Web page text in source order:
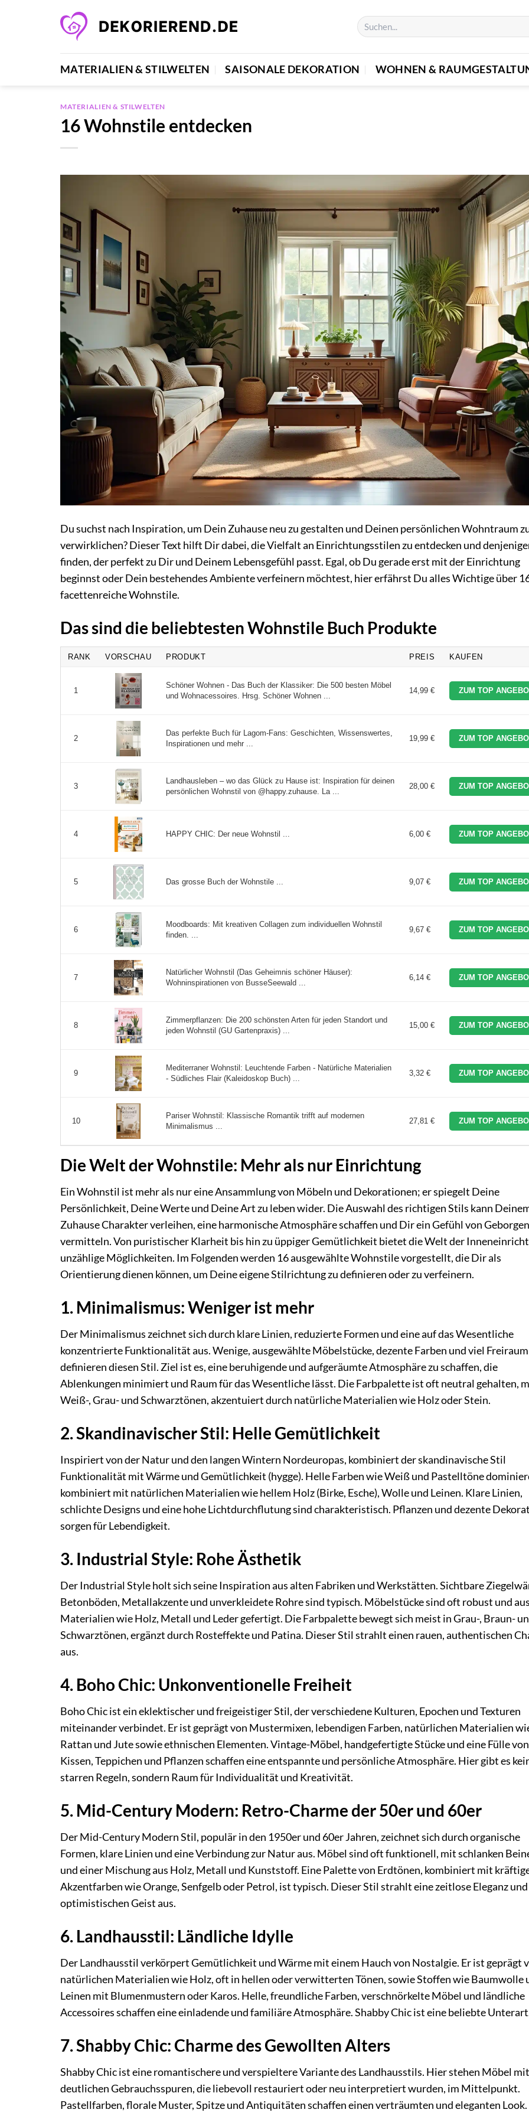
MATERIALIEN & STILWELTEN SAISONALE DEKORATION WOHNEN &
MATERIALIEN & STILWELTEN
16 Wohnstile entdecken
Du suchst nach Inspiration, um Dein Zuhause neu zu gestalten und Deinen persönlichen Wohntraum
verwirklichen? Dieser Text hilft Dir dabei, die Vielfalt an Einrichtungsstilen zu entdecken und
finden, der perfekt zu Dir und Deinem Lebensgefühl passt. Egal, ob Du gerade erst mit der Einrichtung
beginnst oder Dein bestehendes Ambiente verfeinern möchtest, hier erfährst Du alles Wichtige über
facettenreiche Wohnstile.
Das sind die beliebtesten Wohnstile Buch Produkte
RANK VORSCHAU PRODUKT PREIS KAUFEN
1
Schöner Wohnen - Das Buch der Klassiker: Die 500 besten Möbel
und Wohnacessoires. Hrsg. Schöner Wohnen ...
14,99 € ZUM TOP
2
Das perfekte Buch für Lagom-Fans: Geschichten, Wissenswertes,
Inspirationen und mehr ...
19,99 € ZUM TOP
3
Landhausleben – wo das Glück zu Hause ist: Inspiration für deinen
persönlichen Wohnstil von @happy.zuhause. La ...
28,00 € ZUM TOP
4 HAPPY CHIC: Der neue Wohnstil ... 6,00 € ZUM TOP
5 Das grosse Buch der Wohnstile ... 9,07 € ZUM TOP
6
Moodboards: Mit kreativen Collagen zum individuellen Wohnstil
finden. ...
9,67 € ZUM TOP
7
Natürlicher Wohnstil (Das Geheimnis schöner Häuser):
Wohninspirationen von BusseSeewald ...
6,14 € ZUM TOP
8
Zimmerpflanzen: Die 200 schönsten Arten für jeden Standort und
jeden Wohnstil (GU Gartenpraxis) ...
15,00 € ZUM TOP
9
Mediterraner Wohnstil: Leuchtende Farben - Natürliche Materialien
- Südliches Flair (Kaleidoskop Buch) ...
3,32 € ZUM TOP
10
Pariser Wohnstil: Klassische Romantik trifft auf modernen
Minimalismus ...
27,81 € ZUM TOP
Die Welt der Wohnstile: Mehr als nur Einrichtung
Ein Wohnstil ist mehr als nur eine Ansammlung von Möbeln und Dekorationen; er spiegelt Deine
Persönlichkeit, Deine Werte und Deine Art zu leben wider. Die Auswahl des richtigen Stils kann
Zuhause Charakter verleihen, eine harmonische Atmosphäre schaffen und Dir ein Gefühl von
vermitteln. Von puristischer Klarheit bis hin zu üppiger Gemütlichkeit bietet die Welt der
unzählige Möglichkeiten. Im Folgenden werden 16 ausgewählte Wohnstile vorgestellt, die Dir als
Orientierung dienen können, um Deine eigene Stilrichtung zu definieren oder zu verfeinern.
1. Minimalismus: Weniger ist mehr
Der Minimalismus zeichnet sich durch klare Linien, reduzierte Formen und eine auf das Wesentliche
konzentrierte Funktionalität aus. Wenige, ausgewählte Möbelstücke, dezente Farben und viel Freiraum
definieren diesen Stil. Ziel ist es, eine beruhigende und aufgeräumte Atmosphäre zu schaffen, die
Ablenkungen minimiert und Raum für das Wesentliche lässt. Die Farbpalette ist oft neutral gehalten,
Weiß-, Grau- und Schwarztönen, akzentuiert durch natürliche Materialien wie Holz oder Stein.
2. Skandinavischer Stil: Helle Gemütlichkeit
Inspiriert von der Natur und den langen Wintern Nordeuropas, kombiniert der skandinavische Stil
Funktionalität mit Wärme und Gemütlichkeit (hygge). Helle Farben wie Weiß und Pastelltöne
kombiniert mit natürlichen Materialien wie hellem Holz (Birke, Esche), Wolle und Leinen. Klare Linien,
schlichte Designs und eine hohe Lichtdurchflutung sind charakteristisch. Pflanzen und dezente
sorgen für Lebendigkeit.
3. Industrial Style: Rohe Ästhetik
Der Industrial Style holt sich seine Inspiration aus alten Fabriken und Werkstätten. Sichtbare
Betonböden, Metallakzente und unverkleidete Rohre sind typisch. Möbelstücke sind oft robust und aus
Materialien wie Holz, Metall und Leder gefertigt. Die Farbpalette bewegt sich meist in Grau-, Braun-
Schwarztönen, ergänzt durch Rosteffekte und Patina. Dieser Stil strahlt einen rauen, authentischen
aus.
4. Boho Chic: Unkonventionelle Freiheit
Boho Chic ist ein eklektischer und freigeistiger Stil, der verschiedene Kulturen, Epochen und Texturen
miteinander verbindet. Er ist geprägt von Mustermixen, lebendigen Farben, natürlichen Materialien
Rattan und Jute sowie ethnischen Elementen. Vintage-Möbel, handgefertigte Stücke und eine Fülle von
Kissen, Teppichen und Pflanzen schaffen eine entspannte und persönliche Atmosphäre. Hier gibt es
starren Regeln, sondern Raum für Individualität und Kreativität.
5. Mid-Century Modern: Retro-Charme der 50er und 60er
Der Mid-Century Modern Stil, populär in den 1950er und 60er Jahren, zeichnet sich durch organische
Formen, klare Linien und eine Verbindung zur Natur aus. Möbel sind oft funktionell, mit schlanken
und einer Mischung aus Holz, Metall und Kunststoff. Eine Palette von Erdtönen, kombiniert mit
Akzentfarben wie Orange, Senfgelb oder Petrol, ist typisch. Dieser Stil strahlt eine zeitlose Eleganz und
optimistischen Geist aus.
6. Landhausstil: Ländliche Idylle
Der Landhausstil verkörpert Gemütlichkeit und Wärme mit einem Hauch von Nostalgie. Er ist geprägt
natürlichen Materialien wie Holz, oft in hellen oder verwitterten Tönen, sowie Stoffen wie Baumwolle
Leinen mit Blumenmustern oder Karos. Helle, freundliche Farben, verschnörkelte Möbel und ländliche
Accessoires schaffen eine einladende und familiäre Atmosphäre. Shabby Chic ist eine beliebte
7. Shabby Chic: Charme des Gewollten Alters
Shabby Chic ist eine romantischere und verspieltere Variante des Landhausstils. Hier stehen Möbel mit
deutlichen Gebrauchsspuren, die liebevoll restauriert oder neu interpretiert wurden, im Mittelpunkt.
Pastellfarben, florale Muster, Spitze und Antiquitäten schaffen einen verträumten und eleganten